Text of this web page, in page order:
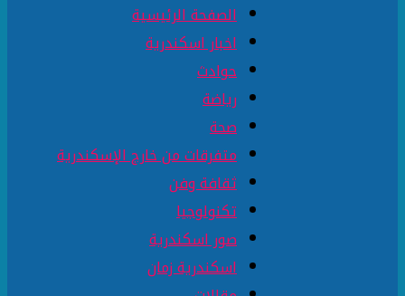
الصفحة الرئيسية
اخبار اسكندرية
حوادث
رياضة
صحة
متفرقات من خارج الإسكندرية
ثقافة وفن
تكنولوجيا
صور اسكندرية
اسكندرية زمان